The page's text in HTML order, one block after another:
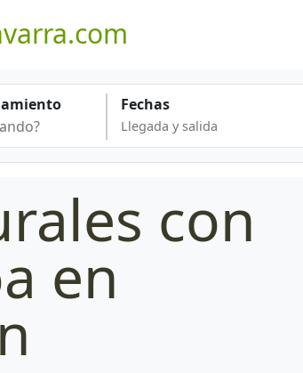
Fechas
con
en